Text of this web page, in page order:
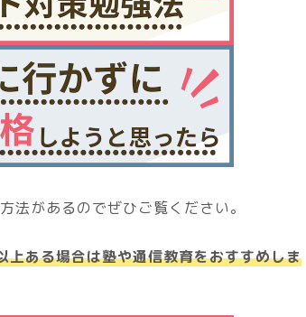
法があるのでぜひご覧ください。
上ある場合は塾や通信教育をおすすめしま